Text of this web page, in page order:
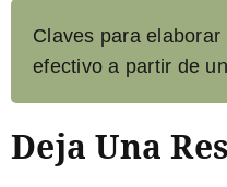
Claves para elaborar
efectivo a partir de
Deja Una